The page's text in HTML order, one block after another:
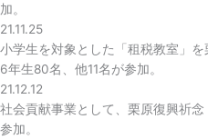
加。
21.11.25
小学生を対象とした「租税教室」を
6年生80名、他11名が参加。
21.12.12
社会貢献事業として、栗原復興祈
参加。